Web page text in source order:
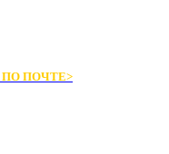
ПО ПОЧТЕ>